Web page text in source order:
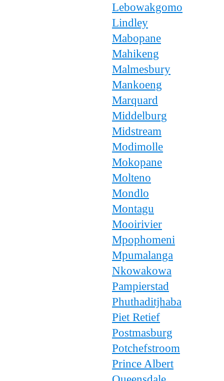
Lebowakgomo
Lindley
Mabopane
Mahikeng
Malmesbury
Mankoeng
Marquard
Middelburg
Midstream
Modimolle
Mokopane
Molteno
Mondlo
Montagu
Mooirivier
Mpophomeni
Mpumalanga
Nkowakowa
Pampierstad
Phuthaditjhaba
Piet Retief
Postmasburg
Potchefstroom
Prince Albert